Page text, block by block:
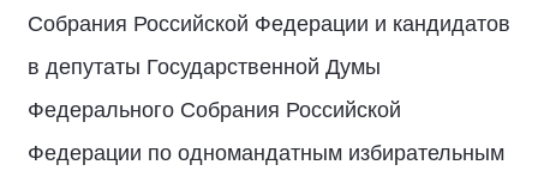
Собрания Российской Федерации и кандидатов
в депутаты Государственной Думы
Федерального Собрания Российской
Федерации по одномандатным избирательным